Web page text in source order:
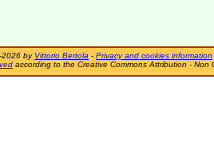
2026 by Vittorio Bertola - Privacy and cookies information
according to the Creative Commons Attribution - Non